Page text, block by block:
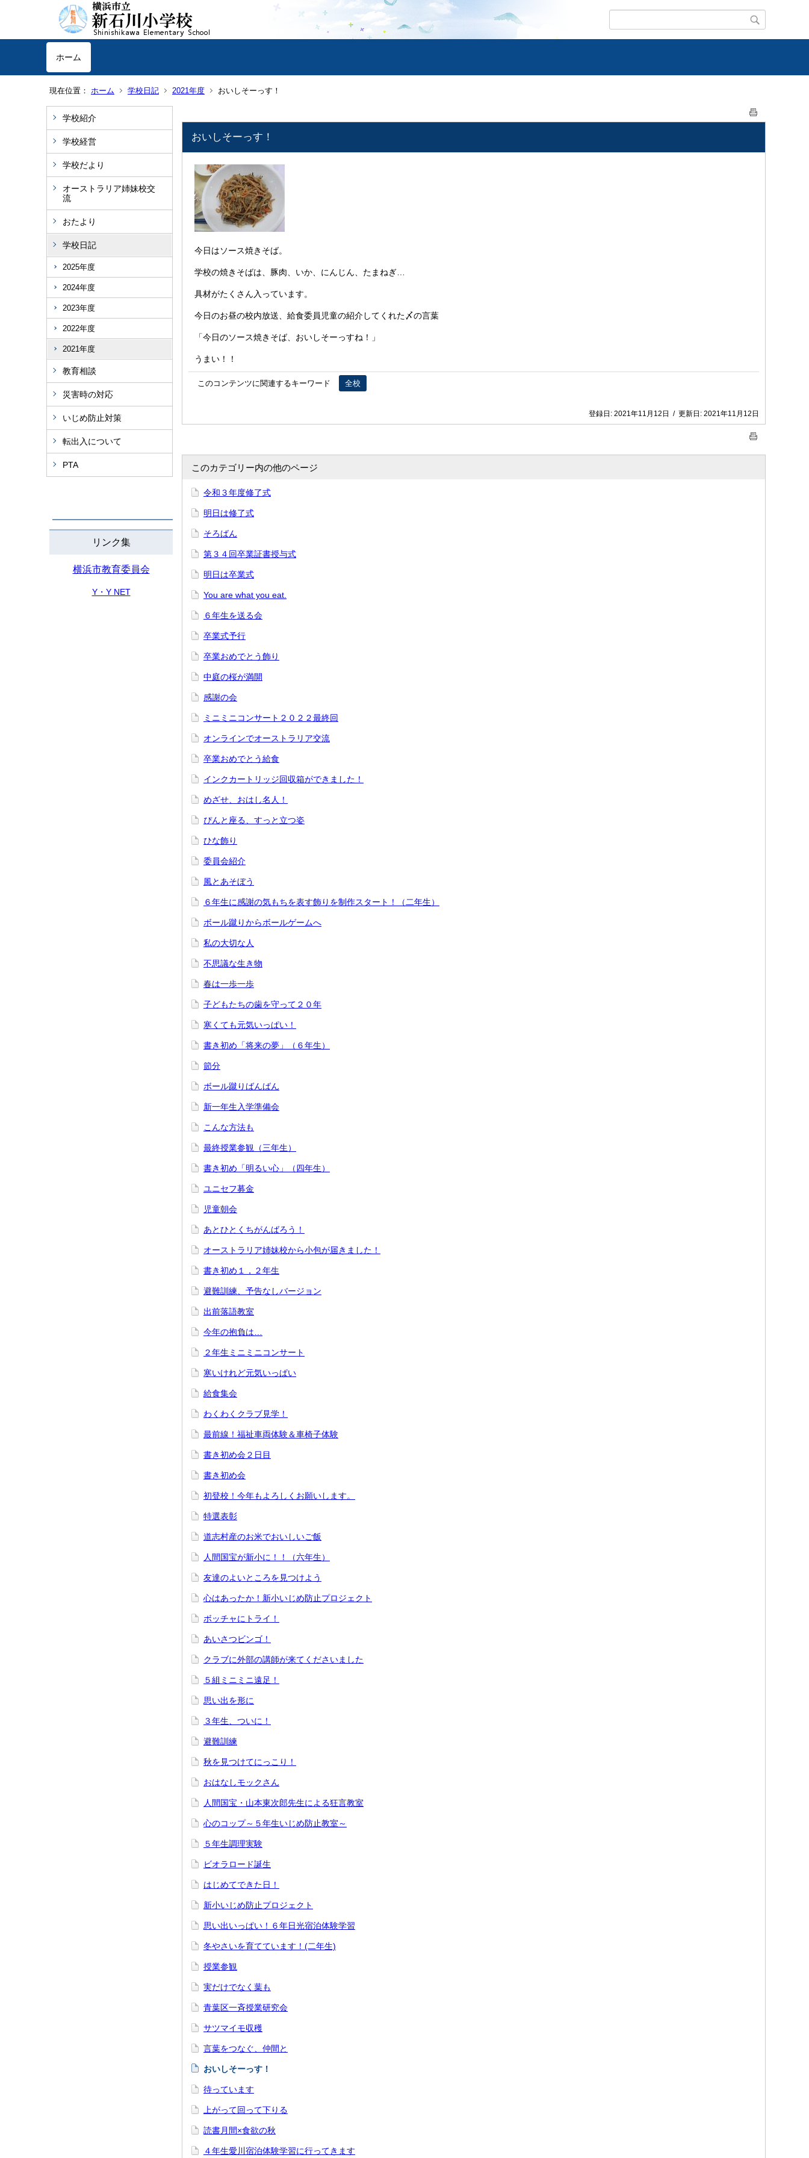
ホーム
現在位置： ホーム 学校日記 2021年度 おいしそーっす！
学校紹介
学校経営
学校だより
オーストラリア姉妹校交
流
おたより
学校日記
2025年度
2024年度
2023年度
2022年度
2021年度
教育相談
災害時の対応
いじめ防止対策
転出入について
PTA
リンク集
横浜市教育委員会
Y・Y NET
おいしそーっす！
今日はソース焼きそば。
学校の焼きそばは、豚肉、いか、にんじん、たまねぎ…
具材がたくさん入っています。
今日のお昼の校内放送、給食委員児童の紹介してくれた〆の言葉
「今日のソース焼きそば、おいしそーっすね！」
うまい！！
このコンテンツに関連するキーワード 全校
登録日: 2021年11月12日 / 更新日: 2021年11月12日
このカテゴリー内の他のページ
令和３年度修了式
明日は修了式
そろばん
第３４回卒業証書授与式
明日は卒業式
You are what you eat.
６年生を送る会
卒業式予行
卒業おめでとう飾り
中庭の桜が満開
感謝の会
ミニミニコンサート２０２２最終回
オンラインでオーストラリア交流
卒業おめでとう給食
インクカートリッジ回収箱ができました！
めざせ、おはし名人！
ぴんと座る、すっと立つ姿
ひな飾り
委員会紹介
風とあそぼう
６年生に感謝の気もちを表す飾りを制作スタート！（二年生）
ボール蹴りからボールゲームへ
私の大切な人
不思議な生き物
春は一歩一歩
子どもたちの歯を守って２０年
寒くても元気いっぱい！
書き初め「将来の夢」（６年生）
節分
ボール蹴りばんばん
新一年生入学準備会
こんな方法も
最終授業参観（三年生）
書き初め「明るい心」（四年生）
ユニセフ募金
児童朝会
あとひとくちがんばろう！
オーストラリア姉妹校から小包が届きました！
書き初め１，２年生
避難訓練、予告なしバージョン
出前落語教室
今年の抱負は…
２年生ミニミニコンサート
寒いけれど元気いっぱい
給食集会
わくわくクラブ見学！
最前線！福祉車両体験＆車椅子体験
書き初め会２日目
書き初め会
初登校！今年もよろしくお願いします。
特選表彰
道志村産のお米でおいしいご飯
人間国宝が新小に！！（六年生）
友達のよいところを見つけよう
心はあったか！新小いじめ防止プロジェクト
ボッチャにトライ！
あいさつビンゴ！
クラブに外部の講師が来てくださいました
５組ミニミニ遠足！
思い出を形に
３年生、ついに！
避難訓練
秋を見つけてにっこり！
おはなしモックさん
人間国宝・山本東次郎先生による狂言教室
心のコップ～５年生いじめ防止教室～
５年生調理実験
ビオラロード誕生
はじめてできた日！
新小いじめ防止プロジェクト
思い出いっぱい！６年日光宿泊体験学習
冬やさいを育てています！(二年生)
授業参観
実だけでなく葉も
青葉区一斉授業研究会
サツマイモ収穫
言葉をつなぐ、仲間と
おいしそーっす！
待っています
上がって回って下りる
読書月間×食欲の秋
４年生愛川宿泊体験学習に行ってきます